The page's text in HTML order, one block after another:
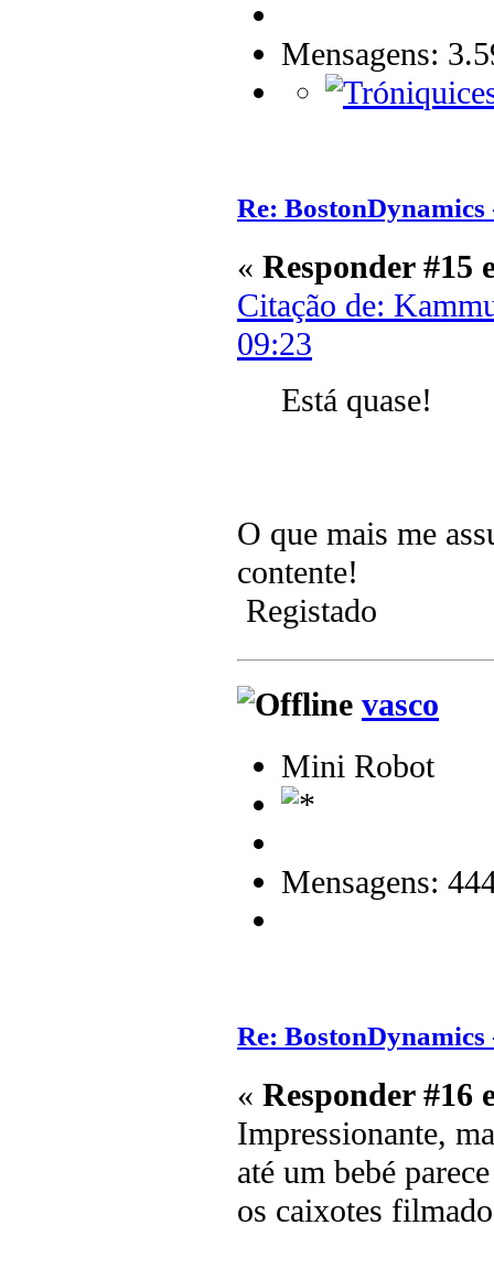
Mensagens:
Re:
« Responder #15
Citação de:
09:23
Está quase!
O que mais me
contente!
Registado
vasco
Mini Robot
Mensagens:
Re:
« Responder #16
Impressionante,
até um bebé
os caixotes